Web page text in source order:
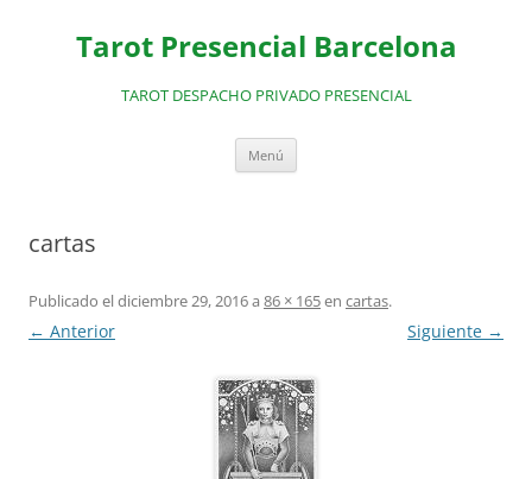
contenidoTarot Presencial Barcelona
TAROT DESPACHO PRIVADO PRESENCIAL
Menú
cartas
Publicado eldiciembre 29, 2016a 86 × 165en cartas.
← Anterior Siguiente →